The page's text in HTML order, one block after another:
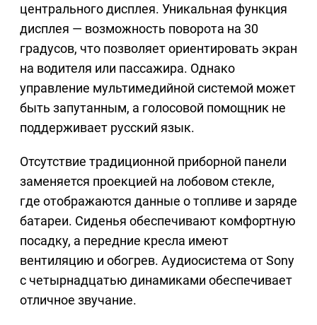
центрального дисплея. Уникальная функция
дисплея — возможность поворота на 30
градусов, что позволяет ориентировать экран
на водителя или пассажира. Однако
управление мультимедийной системой может
быть запутанным, а голосовой помощник не
поддерживает русский язык.
Отсутствие традиционной приборной панели
заменяется проекцией на лобовом стекле,
где отображаются данные о топливе и заряде
батареи. Сиденья обеспечивают комфортную
посадку, а передние кресла имеют
вентиляцию и обогрев. Аудиосистема от Sony
с четырнадцатью динамиками обеспечивает
отличное звучание.